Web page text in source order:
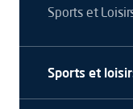
Sports et
Sports et